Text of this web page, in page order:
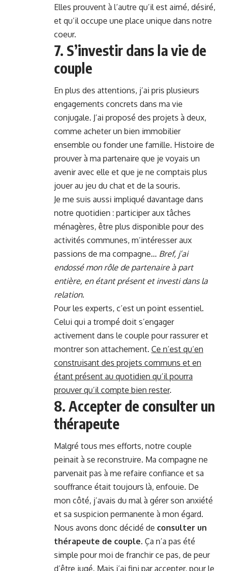
Elles prouvent à l’autre qu’il est aimé, désiré,
et qu’il occupe une place unique dans notre
coeur.
7. S’investir dans la vie de
couple
En plus des attentions, j’ai pris plusieurs
engagements concrets dans ma vie
conjugale. J’ai proposé des projets à deux,
comme acheter un bien immobilier
ensemble ou fonder une famille. Histoire de
prouver à ma partenaire que je voyais un
avenir avec elle et que je ne comptais plus
jouer au jeu du chat et de la souris.
Je me suis aussi impliqué davantage dans
notre quotidien : participer aux tâches
ménagères, être plus disponible pour des
activités communes, m’intéresser aux
passions de ma compagne… Bref, j’ai
endossé mon rôle de partenaire à part
entière, en étant présent et investi dans la
relation.
Pour les experts, c’est un point essentiel.
Celui qui a trompé doit s’engager
activement dans le couple pour rassurer et
montrer son attachement. Ce n’est qu’en
construisant des projets communs et en
étant présent au quotidien qu’il pourra
prouver qu’il compte bien rester.
8. Accepter de consulter un
thérapeute
Malgré tous mes efforts, notre couple
peinait à se reconstruire. Ma compagne ne
parvenait pas à me refaire confiance et sa
souffrance était toujours là, enfouie. De
mon côté, j’avais du mal à gérer son anxiété
et sa suspicion permanente à mon égard.
Nous avons donc décidé de consulter un
thérapeute de couple. Ça n’a pas été
simple pour moi de franchir ce pas, de peur
d’être jugé. Mais j’ai fini par accepter, pour le